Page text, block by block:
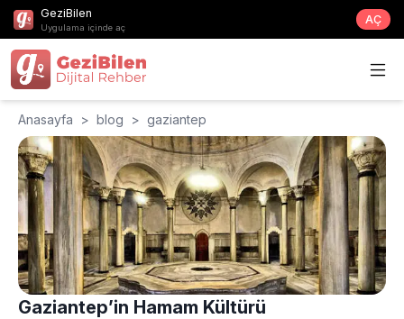
GeziBilen
Uygulama içinde aç
AÇ
Anasayfa > blog > gaziantep
Gaziantep’in Hamam Kültürü